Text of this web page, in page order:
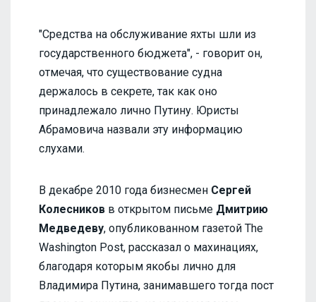
"Средства на обслуживание яхты шли из
государственного бюджета", - говорит он,
отмечая, что существование судна
держалось в секрете, так как оно
принадлежало лично Путину. Юристы
Абрамовича назвали эту информацию
слухами.
В декабре 2010 года бизнесмен Сергей
Колесников в открытом письме Дмитрию
Медведеву, опубликованном газетой The
Washington Post, рассказал о махинациях,
благодаря которым якобы лично для
Владимира Путина, занимавшего тогда пост